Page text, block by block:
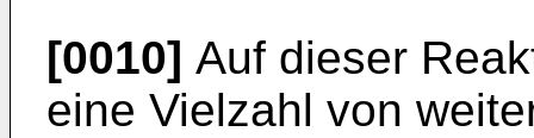
[0010] Auf dieser
eine Vielzahl von